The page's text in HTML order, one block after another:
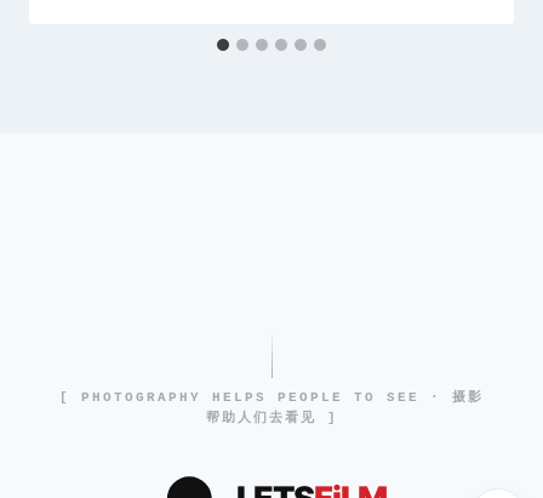
[ PHOTOGRAPHY HELPS PEOPLE TO SEE · 摄影
帮助人们去看见 ]